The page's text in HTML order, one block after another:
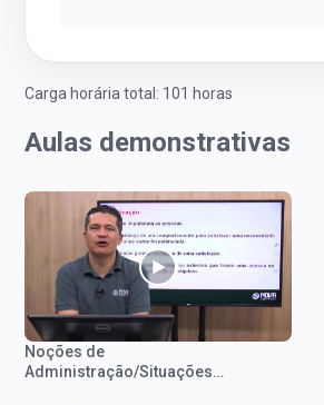
Carga horária total: 101 horas
Aulas demonstrativas
Noções de
Administração/Situações